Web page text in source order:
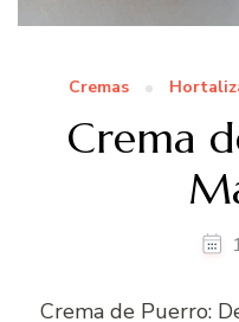
Cremas
Crema
Crema de Puerro: